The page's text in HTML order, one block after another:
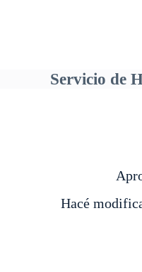
Servicio de
Hacé